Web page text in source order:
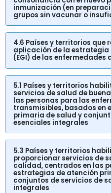
inmunización (en
grupos sin vacunar o
4.6 Países y territorios que
aplicación de la
(EGI) de las enfermedades
5.1 Países y territorios
servicios de salud de
las personas para las
transmisibles, basados en
primaria de salud y
esenciales integrales
5.3 Países y territorios
proporcionar servicios de
calidad, centrados en las
estrategias de atención
conjuntos de servicios de
integrales